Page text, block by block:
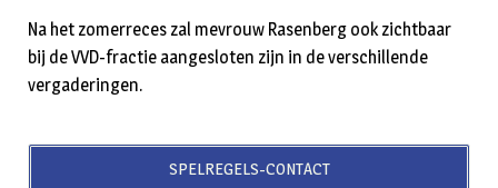
Na het zomerreces zal mevrouw Rasenberg ook zichtbaar
bij de VVD-fractie aangesloten zijn in de verschillende
vergaderingen.
SPELREGELS-CONTACT